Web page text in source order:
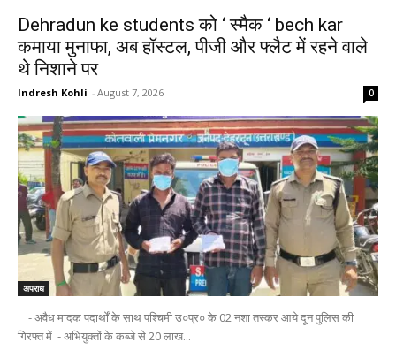
Dehradun ke students को ‘ स्मैक ‘ bech kar
कमाया मुनाफा, अब हॉस्टल, पीजी और फ्लैट में रहने वाले
थे निशाने पर
Indresh Kohli - August 7, 2026 0
अपराध
- अवैध मादक पदार्थों के साथ पश्चिमी उ०प्र० के 02 नशा तस्कर आये दून पुलिस की
गिरफ्त में - अभियुक्तों के कब्जे से 20 लाख...